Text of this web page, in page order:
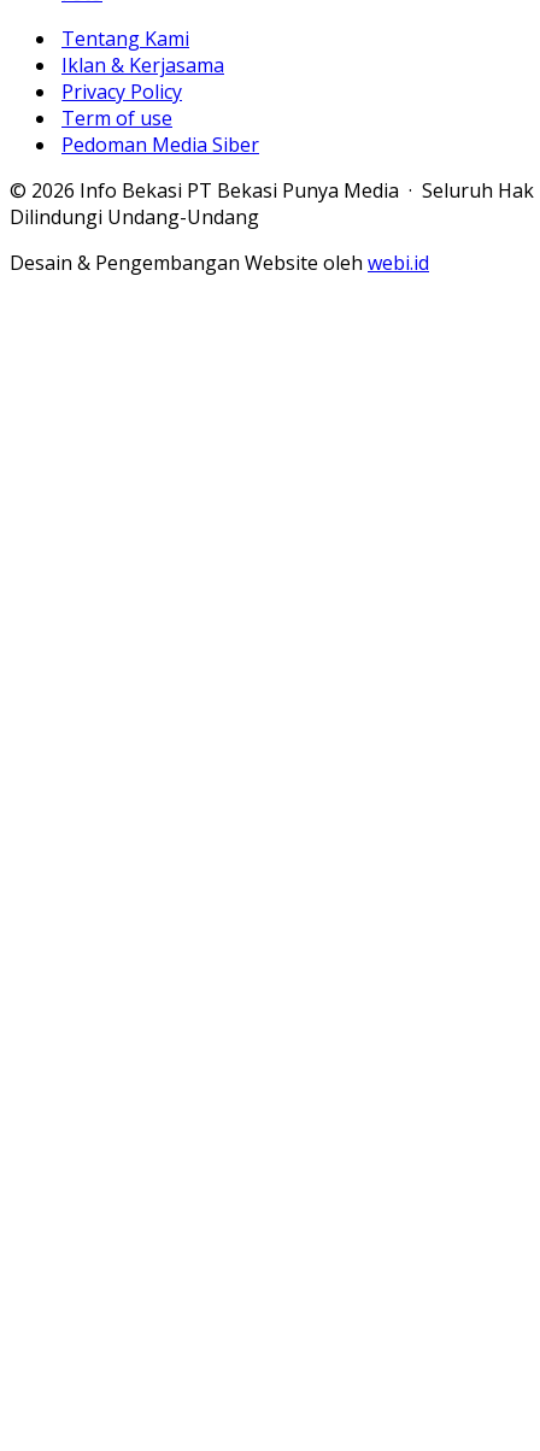
Tentang Kami
Iklan & Kerjasama
Privacy Policy
Term of use
Pedoman Media Siber
© 2026 Info Bekasi PT Bekasi Punya Media · Seluruh Hak
Dilindungi Undang-Undang
Desain & Pengembangan Website oleh webi.id